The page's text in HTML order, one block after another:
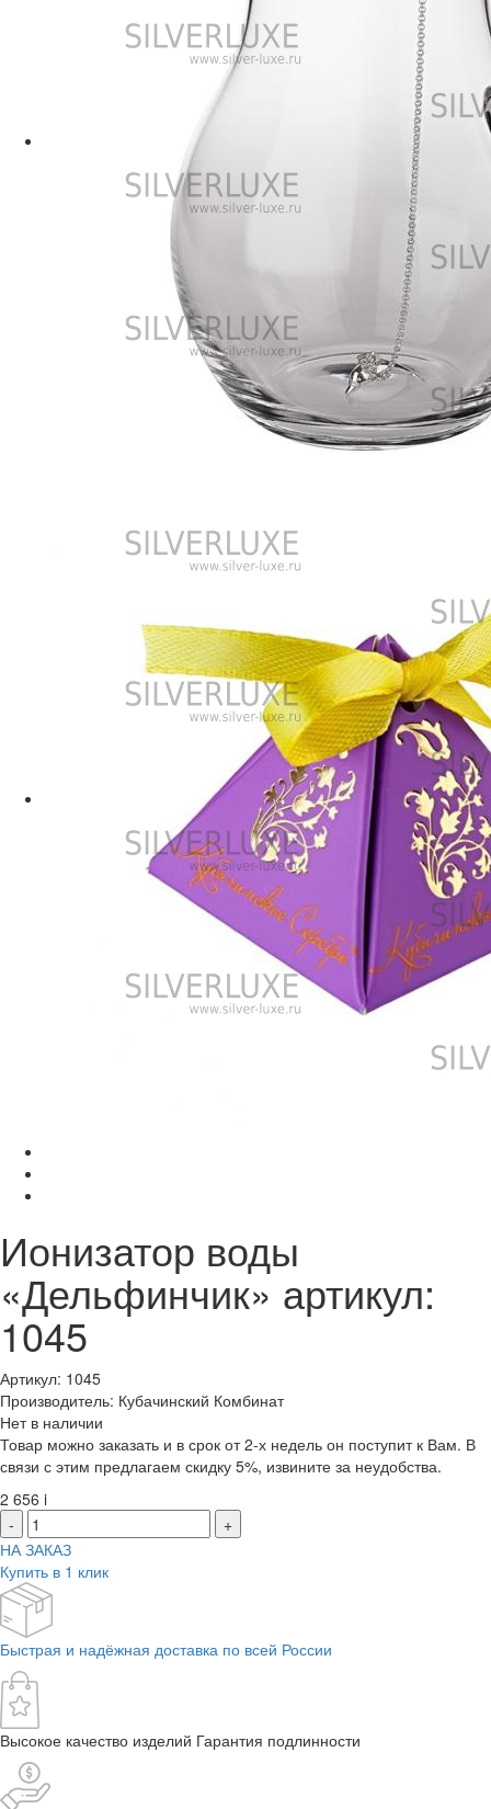
Ионизатор воды
«Дельфинчик» артикул:
1045
Артикул: 1045
Производитель: Кубачинский Комбинат
Нет в наличии
Товар можно заказать и в срок от 2-х недель он поступит к Вам. В
связи с этим предлагаем скидку 5%, извините за неудобства.
2 656 i
-
+
НА ЗАКАЗ
Купить в 1 клик
Быстрая и надёжная доставка по всей России
Высокое качество изделий Гарантия подлинности